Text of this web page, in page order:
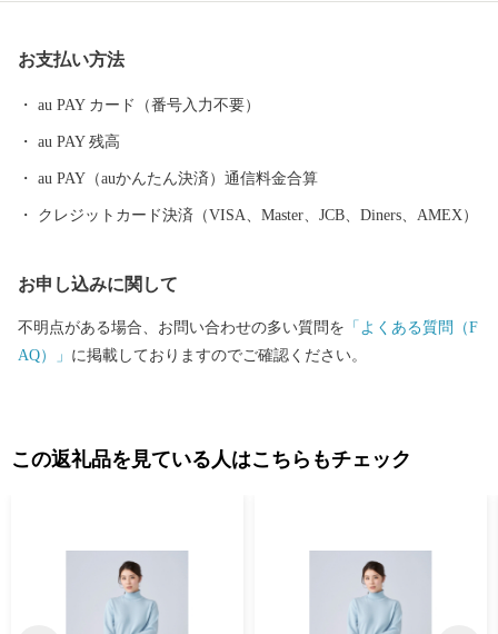
市、南部は大津川を境として泉北郡忠岡町と隣接しています。西
北部は大阪湾に面し、はるかに六甲山、淡路島を望むことができ
お支払い方法
au PAY カード（番号入力不要）
au PAY 残高
au PAY（auかんたん決済）通信料金合算
クレジットカード決済（VISA、Master、JCB、Diners、AMEX）
お申し込みに関して
不明点がある場合、お問い合わせの多い質問を 「よくある質問（F
AQ）」 に掲載しておりますのでご確認ください。
この返礼品を見ている人はこちらもチェック